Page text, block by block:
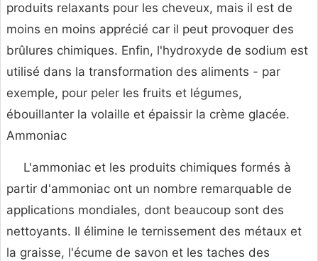
produits relaxants pour les cheveux, mais il est de
moins en moins apprécié car il peut provoquer des
brûlures chimiques. Enfin, l'hydroxyde de sodium est
utilisé dans la transformation des aliments - par
exemple, pour peler les fruits et légumes,
ébouillanter la volaille et épaissir la crème glacée.
Ammoniac
L'ammoniac et les produits chimiques formés à
partir d'ammoniac ont un nombre remarquable de
applications mondiales, dont beaucoup sont des
nettoyants. Il élimine le ternissement des métaux et
la graisse, l'écume de savon et les taches des